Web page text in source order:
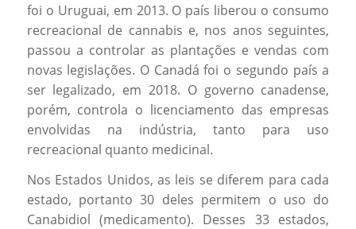
foi o Uruguai, em 2013. O país liberou o consumo
recreacional de cannabis e, nos anos seguintes,
passou a controlar as plantações e vendas com
novas legislações. O Canadá foi o segundo país a
ser legalizado, em 2018. O governo canadense,
porém, controla o licenciamento das empresas
envolvidas na indústria, tanto para uso
recreacional quanto medicinal.
Nos Estados Unidos, as leis se diferem para cada
estado, portanto 30 deles permitem o uso do
Canabidiol (medicamento). Desses 33 estados,